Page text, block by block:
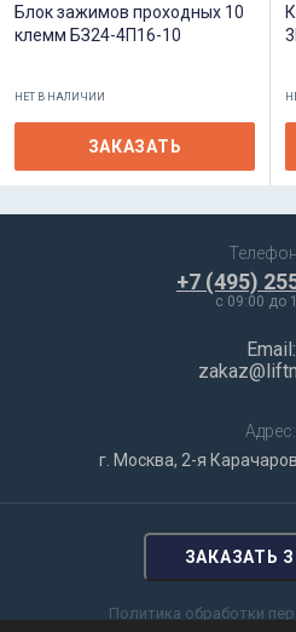
Блок зажимов проходных 10
клемм БЗ24-4П16-10
НЕТ В НАЛИЧИИ
ЗАКАЗАТЬ
+7 (495)
c 09:00 до
Email:
Адрес:
г. Москва, 2-я
ЗАКАЗАТЬ
Политика обработки